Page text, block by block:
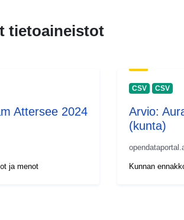
tietoaineistot
Attersee 2024
ja menot
CSV CSV
Arvio:
(kunta)
Kunnan